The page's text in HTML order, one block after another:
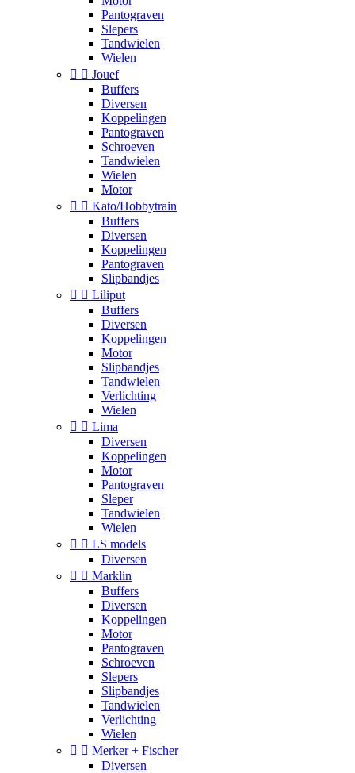
Pantograven
Slepers
Tandwielen
Wielen
  Jouef
Buffers
Diversen
Koppelingen
Pantograven
Schroeven
Tandwielen
Wielen
Motor
  Kato/Hobbytrain
Buffers
Diversen
Koppelingen
Pantograven
Slipbandjes
  Liliput
Buffers
Diversen
Koppelingen
Motor
Slipbandjes
Tandwielen
Verlichting
Wielen
  Lima
Diversen
Koppelingen
Motor
Pantograven
Sleper
Tandwielen
Wielen
  LS models
Diversen
  Marklin
Buffers
Diversen
Koppelingen
Motor
Pantograven
Schroeven
Slepers
Slipbandjes
Tandwielen
Verlichting
Wielen
  Merker + Fischer
Diversen